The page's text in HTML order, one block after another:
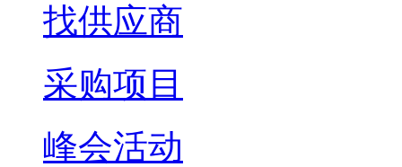
找供应商
采购项目
峰会活动